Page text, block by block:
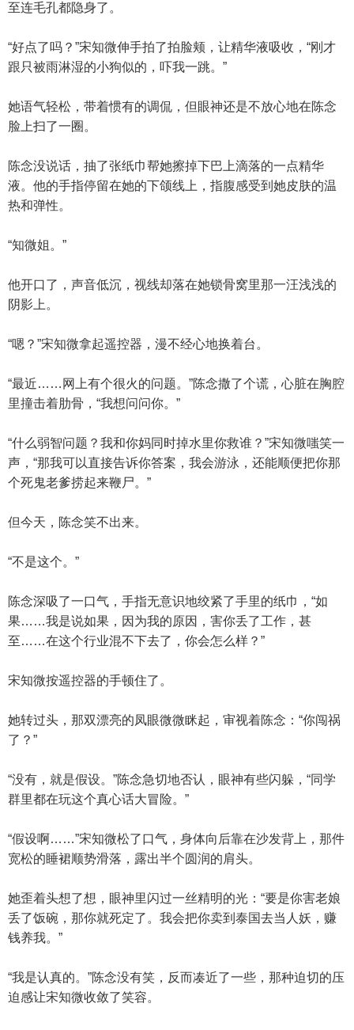
至连毛孔都隐身了。
“好点了吗？”宋知微伸手拍了拍脸颊，让精华液吸收，“刚才
跟只被雨淋湿的小狗似的，吓我一跳。”
她语气轻松，带着惯有的调侃，但眼神还是不放心地在陈念
脸上扫了一圈。
陈念没说话，抽了张纸巾帮她擦掉下巴上滴落的一点精华
液。他的手指停留在她的下颌线上，指腹感受到她皮肤的温
热和弹性。
“知微姐。”
他开口了，声音低沉，视线却落在她锁骨窝里那一汪浅浅的
阴影上。
“嗯？”宋知微拿起遥控器，漫不经心地换着台。
“最近……网上有个很火的问题。”陈念撒了个谎，心脏在胸腔
里撞击着肋骨，“我想问问你。”
“什么弱智问题？我和你妈同时掉水里你救谁？”宋知微嗤笑一
声，“那我可以直接告诉你答案，我会游泳，还能顺便把你那
个死鬼老爹捞起来鞭尸。”
但今天，陈念笑不出来。
“不是这个。”
陈念深吸了一口气，手指无意识地绞紧了手里的纸巾，“如
果……我是说如果，因为我的原因，害你丢了工作，甚
至……在这个行业混不下去了，你会怎么样？”
宋知微按遥控器的手顿住了。
她转过头，那双漂亮的凤眼微微眯起，审视着陈念：“你闯祸
了？”
“没有，就是假设。”陈念急切地否认，眼神有些闪躲，“同学
群里都在玩这个真心话大冒险。”
“假设啊……”宋知微松了口气，身体向后靠在沙发背上，那件
宽松的睡裙顺势滑落，露出半个圆润的肩头。
她歪着头想了想，眼神里闪过一丝精明的光：“要是你害老娘
丢了饭碗，那你就死定了。我会把你卖到泰国去当人妖，赚
钱养我。”
“我是认真的。”陈念没有笑，反而凑近了一些，那种迫切的压
迫感让宋知微收敛了笑容。